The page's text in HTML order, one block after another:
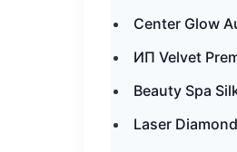
Center Glow
ИП Velvet
Beauty Spa
Laser